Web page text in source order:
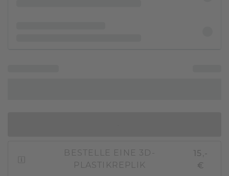
BESTELLE EINE 3D-
PLASTIKREPLIK
15,-
€